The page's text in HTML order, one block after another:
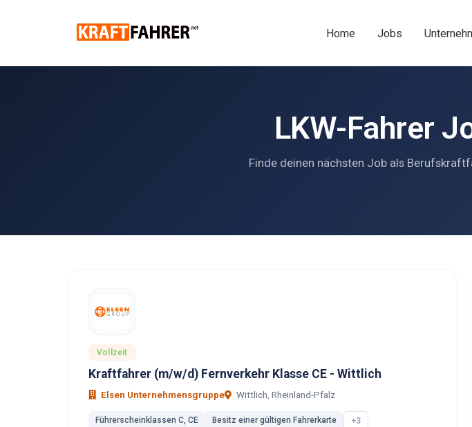
Home Jobs
LKW-Fahrer
Finde deinen nächsten Job als
Vollzeit
Kraftfahrer (m/w/d) Fernverkehr Klasse CE - Wittlich
Elsen Unternehmensgruppe Wittlich, Rheinland-Pfalz
Führerscheinklassen C, CE Besitz einer gültigen Fahrerkarte +3